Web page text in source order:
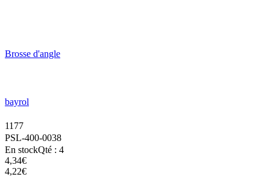
Brosse d'angle
bayrol
1177
PSL-400-0038
En stockQté : 4
4,34€
4,22€